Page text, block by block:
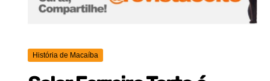
História de Macaíba